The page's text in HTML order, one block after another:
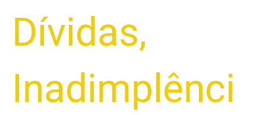
Dívidas,
Inadimplênci